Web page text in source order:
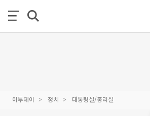
이투데이 정치 대통령실/총리실